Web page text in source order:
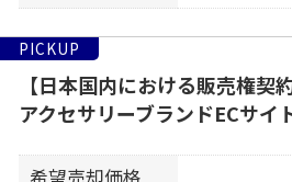
PICKUP
【日本国内における販売権契
アクセサリーブランドECサイ
希望売却価格